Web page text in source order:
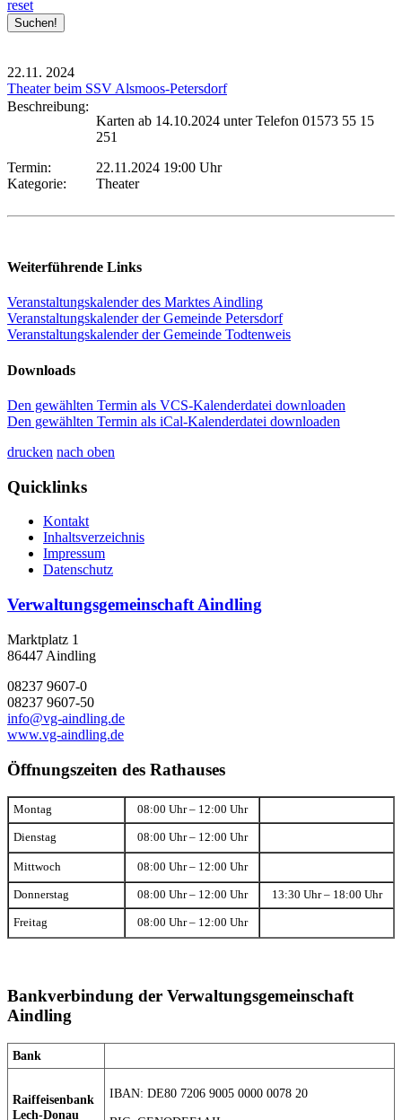
reset
22.11. 2024
Theater beim SSV Alsmoos-Petersdorf
Beschreibung:
Karten ab 14.10.2024 unter Telefon 01573 55 15
251
Termin:
22.11.2024 19:00 Uhr
Kategorie:
Theater
Weiterführende Links
Veranstaltungskalender des Marktes Aindling
Veranstaltungskalender der Gemeinde Petersdorf
Veranstaltungskalender der Gemeinde Todtenweis
Downloads
Den gewählten Termin als VCS-Kalenderdatei downloaden
Den gewählten Termin als iCal-Kalenderdatei downloaden
drucken nach oben
Quicklinks
Kontakt
Inhaltsverzeichnis
Impressum
Datenschutz
Verwaltungsgemeinschaft Aindling
Marktplatz 1
86447 Aindling
08237 9607-0
08237 9607-50
info@vg-aindling.de
www.vg-aindling.de
Öffnungszeiten des Rathauses
Montag 08:00 Uhr – 12:00 Uhr
Dienstag 08:00 Uhr – 12:00 Uhr
Mittwoch 08:00 Uhr – 12:00 Uhr
Donnerstag 08:00 Uhr – 12:00 Uhr 13:30 Uhr – 18:00 Uhr
Freitag 08:00 Uhr – 12:00 Uhr
Bankverbindung der Verwaltungsgemeinschaft
Aindling
Bank
Raiffeisenbank
Lech-Donau
IBAN: DE80 7206 9005 0000 0078 20